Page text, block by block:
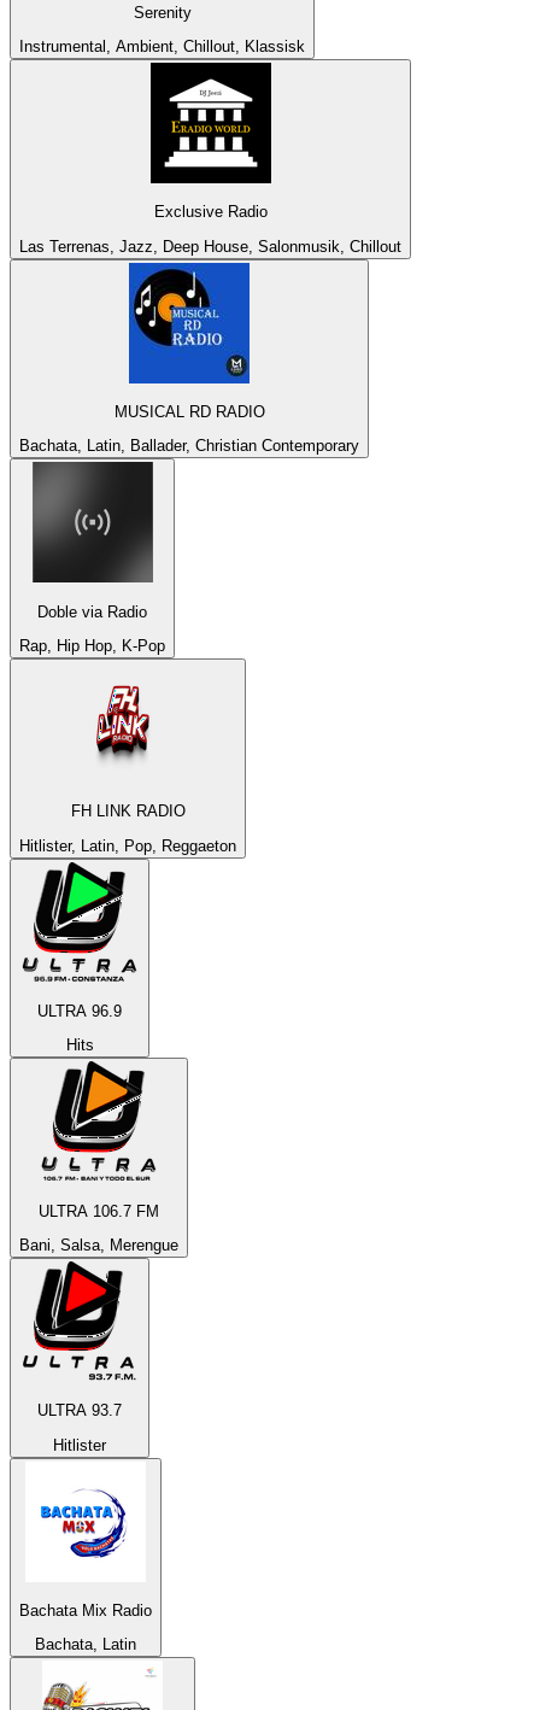
Serenity
Instrumental, Ambient, Chillout, Klassisk
Exclusive Radio
Las Terrenas, Jazz, Deep House, Salonmusik, Chillout
MUSICAL RD RADIO
Bachata, Latin, Ballader, Christian Contemporary
Doble via Radio
Rap, Hip Hop, K-Pop
FH LINK RADIO
Hitlister, Latin, Pop, Reggaeton
ULTRA 96.9
Hits
ULTRA 106.7 FM
Bani, Salsa, Merengue
ULTRA 93.7
Hitlister
Bachata Mix Radio
Bachata, Latin